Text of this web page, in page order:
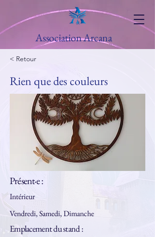
Association Arcana
< Retour
Rien que des couleurs
Présent·e :
Intérieur
Vendredi, Samedi, Dimanche
Emplacement du stand :